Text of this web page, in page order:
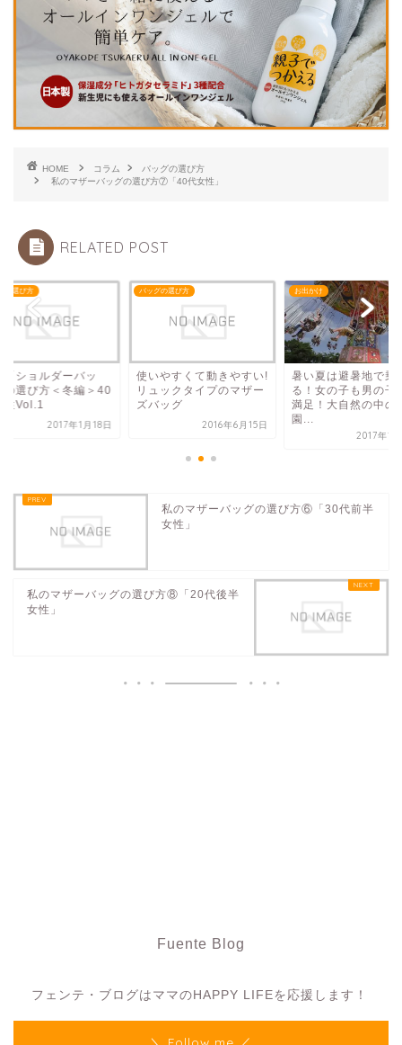
HOME コラム
バッグの選び方
私のマザーバッグの選び方⑦「40代女性」
RELATED POST
の選び方
「ショルダーバッ
の選び方＜冬編＞40
性Vol.1
2017年1月18日
バッグの選び方
使いやすくて動きやすい!
リュックタイプのマザー
ズバッグ
2016年6月15日
お出かけ
暑い夏は避暑地で乗
る！女の子も男の子
満足！大自然の中の
園...
2017年10
私のマザーバッグの選び方⑥「30代前半
女性」
私のマザーバッグの選び方⑧「20代後半
女性」
Fuente Blog
フェンテ・ブログはママのHAPPY LIFEを応援します！
＼ Follow me ／